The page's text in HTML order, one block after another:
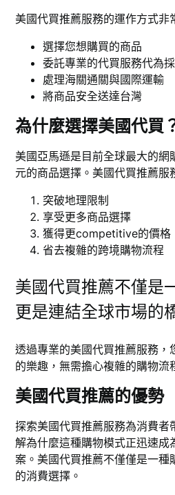
美國代買推薦服務的運作方式非
選擇您想購買的商品
委託專業的代買服務代為
處理海關通關與國際運輸
將商品安全送達台灣
為什麼選擇美國代買
美國亞馬遜是目前全球最大的網
元的商品選擇。美國代買推薦服
突破地理限制
享受更多商品選擇
獲得更competitive的價格
省去複雜的跨境購物流程
美國代買推薦不僅是
更是連結全球市場的
透過專業的美國代買推薦服務，
的樂趣，無需擔心複雜的購物流
美國代買推薦的優勢
探索美國代買推薦服務為消費者
解為什麼這種購物模式正迅速成
案。美國代買推薦不僅僅是一種
的消費選擇。